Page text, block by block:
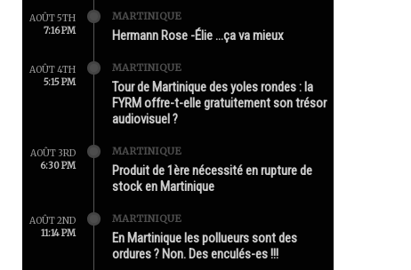
AOÛT 5TH
7:16 PM
MARTINIQUE
Hermann Rose -Élie …ça va mieux
AOÛT 4TH
5:15 PM
MARTINIQUE
Tour de Martinique des yoles rondes : la
FYRM offre-t-elle gratuitement son trésor
audiovisuel ?
AOÛT 3RD
6:30 PM
MARTINIQUE
Produit de 1ère nécessité en rupture de
stock en Martinique
AOÛT 2ND
11:14 PM
MARTINIQUE
En Martinique les pollueurs sont des
ordures ? Non. Des enculés-es !!!